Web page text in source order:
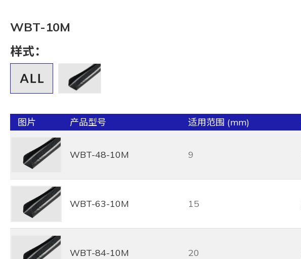
WBT-10M
样式：
图片 产品型号 适用范围 (mm)
WBT-48-10M 9
WBT-63-10M 15
WBT-84-10M 20